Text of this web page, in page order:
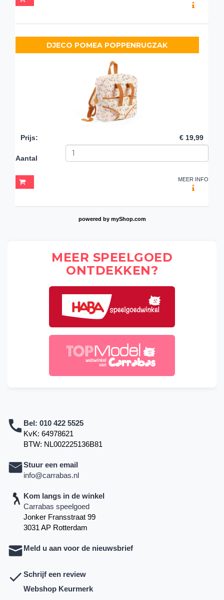
DJECO POMEA POPPENRUGZAK
Prijs: € 19,99
Aantal
MEER INFO
powered by myShop.com
MEER SPEELGOED
ONTDEKKEN?
Bel: 010 422 5525
KvK: 64978621
BTW: NL002225136B81
Stuur een email
info@carrabas.nl
Kom langs in de winkel
Carrabas speelgoed
Jonker Fransstraat 99
3031 AP Rotterdam
Meld u aan voor de nieuwsbrief
Schrijf een review
Webshop Keurmerk